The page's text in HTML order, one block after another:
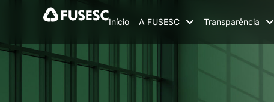
Início A FUSESC Transparência